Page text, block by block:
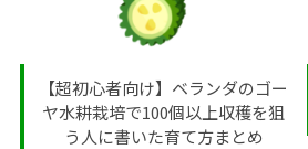
【超初心者向け】ベランダのゴー
ヤ水耕栽培で100個以上収穫を狙
う人に書いた育て方まとめ